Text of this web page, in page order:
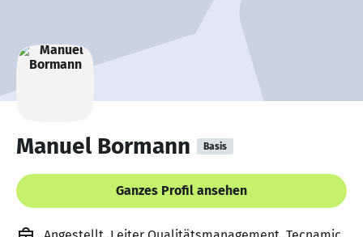
Manuel Bormann Basis
Ganzes Profil ansehen